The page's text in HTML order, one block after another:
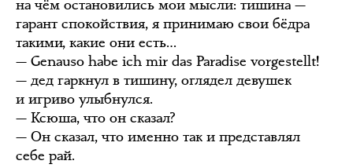
на чём остановились мои мысли: тишина —
гарант спокойствия, я принимаю свои бёдра
такими, какие они есть…
— Genauso habe ich mir das Paradise vorgestellt!
— дед гаркнул в тишину, оглядел девушек
и игриво улыбнулся.
— Ксюша, что он сказал?
— Он сказал, что именно так и представлял
себе рай.